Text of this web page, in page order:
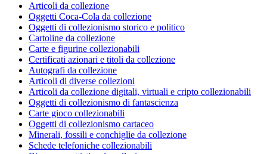
Articoli da collezione
Oggetti Coca-Cola da collezione
Oggetti di collezionismo storico e politico
Cartoline da collezione
Carte e figurine collezionabili
Certificati azionari e titoli da collezione
Autografi da collezione
Articoli di diverse collezioni
Articoli da collezione digitali, virtuali e cripto collezionabili
Oggetti di collezionismo di fantascienza
Carte gioco collezionabili
Oggetti di collezionismo cartaceo
Minerali, fossili e conchiglie da collezione
Schede telefoniche collezionabili